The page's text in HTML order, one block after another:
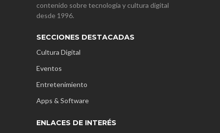
contenido sobre tecnología y cultura digital
desde 1996.
SECCIONES DESTACADAS
Cultura Digital
Eventos
Entretenimiento
Apps & Software
ENLACES DE INTERÉS